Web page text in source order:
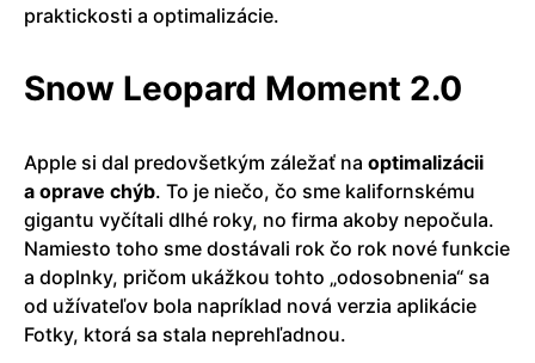
praktickosti a optimalizácie.
Snow Leopard Moment 2.0
Apple si dal predovšetkým záležať na optimalizácii
a oprave chýb. To je niečo, čo sme kalifornskému
gigantu vyčítali dlhé roky, no firma akoby nepočula.
Namiesto toho sme dostávali rok čo rok nové funkcie
a doplnky, pričom ukážkou tohto „odosobnenia“ sa
od užívateľov bola napríklad nová verzia aplikácie
Fotky, ktorá sa stala neprehľadnou.